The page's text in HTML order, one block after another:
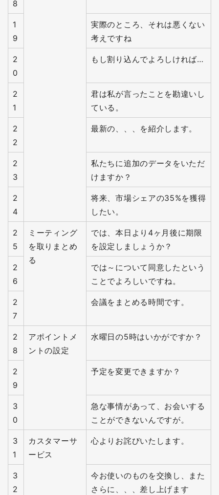
8
1
9
実際のところ、それは悪くない
考えですね
2
0
もし割り込んでよろしければ…
2
1
君は私が言ったことを勘違いし
ている。
2
2
最新の、、、を紹介します。
2
3
私たちに追加のデータをいただ
けますか？
2
4
将来、市場シェアの35%を獲得
したい。
2
5
ミーティング
を取りまとめ
る
では、本日より4ヶ月後に期限
を設定しましょうか？
2
6
では～について同意したという
ことでよろしいですね。
2
7
会議をまとめる時間です。
2
8
アポイントメ
ントの設定
水曜日の5時はいかがですか？
2
9
予定を変更できますか？
3
0
急な事情があって、お会いする
ことができないんですが。
3
1
カスタマーサ
ービス
心よりお詫びいたします。
3
2
今お使いのものを交換し、また
さらに、、、差し上げます